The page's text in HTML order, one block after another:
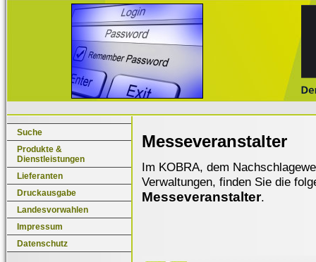
Suche
Produkte &
Dienstleistungen
Lieferanten
Druckausgabe
Landesvorwahlen
Impressum
Datenschutz
Messeveranstalter
Im KOBRA, dem
Verwaltungen, finden Sie die
Messeveranstalter.